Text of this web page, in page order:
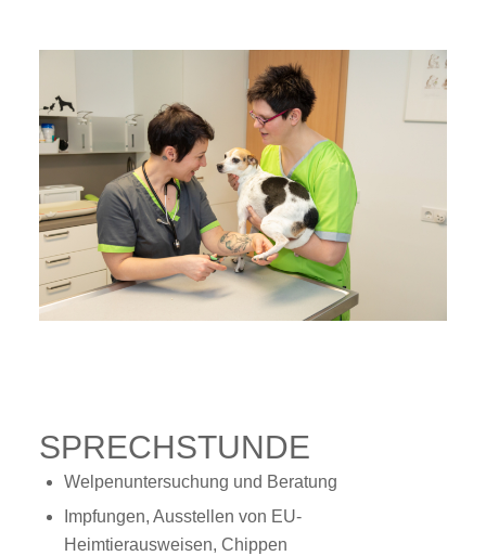
SPRECHSTUNDE
Welpenuntersuchung und Beratung
Impfungen, Ausstellen von EU-
Heimtierausweisen, Chippen